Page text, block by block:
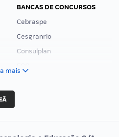
BANCAS DE CONCURSOS
Cebraspe
Cesgranrio
Consulplan
mais